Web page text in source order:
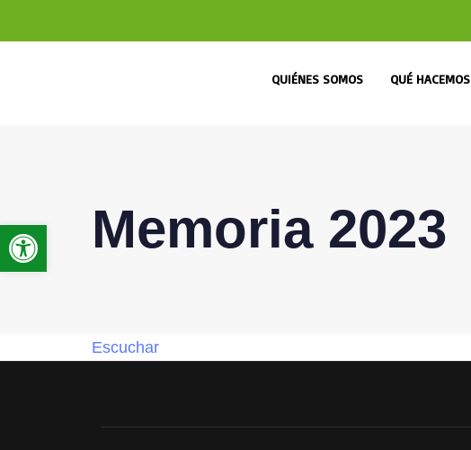
QUIÉNES SOMOS QUÉ HACEMOS
Memoria 2023
Escuchar
Abrir barra de herramientas